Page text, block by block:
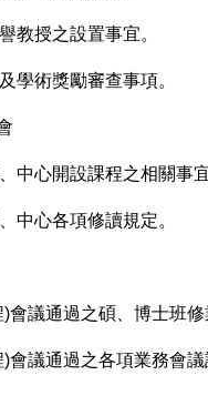
教授之設置事宜。
學術獎勵審查事項。
中心開設課程之相關事宜
中心各項修讀規定。
)會議通過之碩、博士班修
)會議通過之各項業務會